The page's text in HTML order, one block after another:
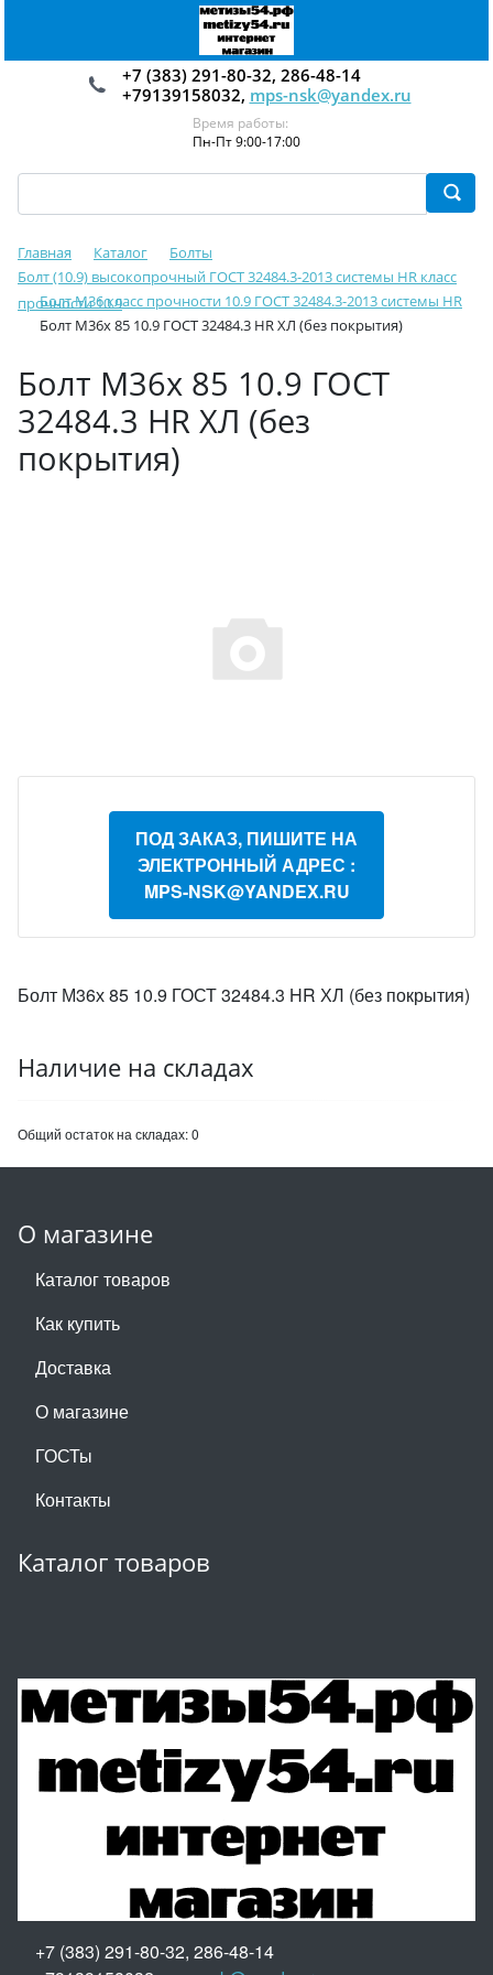
+7 (383) 291-80-32, 286-48-14
+79139158032, mps-nsk@yandex.ru
Время работы:
Пн-Пт 9:00-17:00
Главная Каталог
Болты
Болт (10.9) высокопрочный ГОСТ 32484.3-2013 системы HR класс
прочности 10.9
Болт М36 класс прочности 10.9 ГОСТ 32484.3-2013 системы HR
Болт М36х 85 10.9 ГОСТ 32484.3 HR ХЛ (без покрытия)
Болт М36х 85 10.9 ГОСТ
32484.3 HR ХЛ (без
покрытия)
ПОД ЗАКАЗ, ПИШИТЕ НА
ЭЛЕКТРОННЫЙ АДРЕС :
MPS-NSK@YANDEX.RU
Болт М36х 85 10.9 ГОСТ 32484.3 HR ХЛ (без покрытия)
Наличие на складах
Общий остаток на складах:0
О магазине
Каталог товаров
Как купить
Доставка
О магазине
ГОСТы
Контакты
Каталог товаров
+7 (383) 291-80-32, 286-48-14